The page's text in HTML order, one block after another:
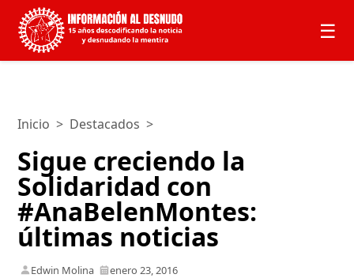
☰
Inicio > Destacados >
Sigue creciendo la
Solidaridad con
#AnaBelenMontes:
últimas noticias
Edwin Molina enero 23, 2016